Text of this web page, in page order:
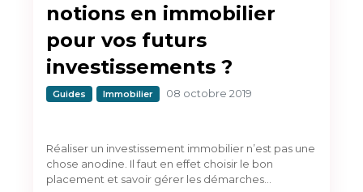
notions en immobilier
pour vos futurs
investissements ?
Guides Immobilier 08 octobre 2019
Réaliser un investissement immobilier n’est pas une
chose anodine. Il faut en effet choisir le bon
placement et savoir gérer les démarches…